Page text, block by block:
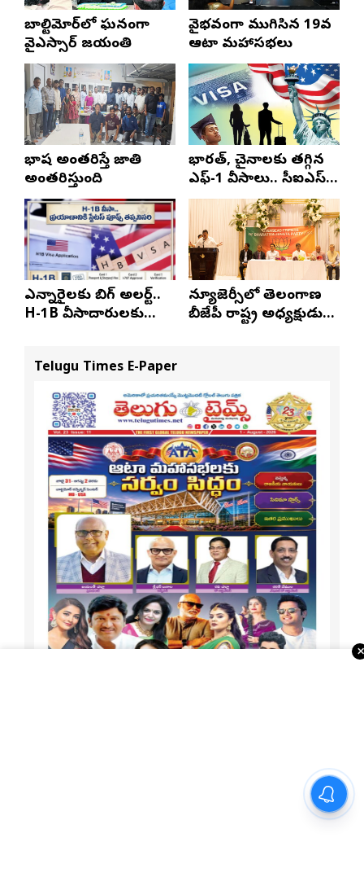
బాల్టిమోర్‌లో ఘనంగా
వైఎస్సార్‌ జయంతి
వైభవంగా ముగిసిన 19వ
ఆటా మహాసభలు
భాష అంతరిస్తే జాతి
అంతరిస్తుంది
భారత్, చైనాలకు తగ్గిన
ఎఫ్-1 వీసాలు.. సీఐఎస్
నివేదిక..!
ఎన్నారైలకు బిగ్ అలర్ట్..
H-1B వీసాదారులకు
న్యూజెర్సీలో తెలంగాణ
బీజేపీ రాష్ట్ర అధ్యక్షుడు
Telugu Times E-Paper
Telugu Times, founded in 2003, is the first global Telugu